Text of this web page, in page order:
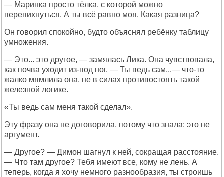
— Маринка просто тёлка, с которой можно
перепихнуться. А ты всё равно моя. Какая разница?
Он говорил спокойно, будто объяснял ребёнку таблицу
умножения.
— Это... это другое, — замялась Лика. Она чувствовала,
как почва уходит из-под ног. — Ты ведь сам...— что-то
жалко мямлила она, не в силах противостоять такой
железной логике.
«Ты ведь сам меня такой сделал».
Эту фразу она не договорила, потому что знала: это не
аргумент.
— Другое? — Димон шагнул к ней, сокращая расстояние.
— Что там другое? Тебя имеют все, кому не лень. А
теперь, когда я хочу немного разнообразия, ты строишь